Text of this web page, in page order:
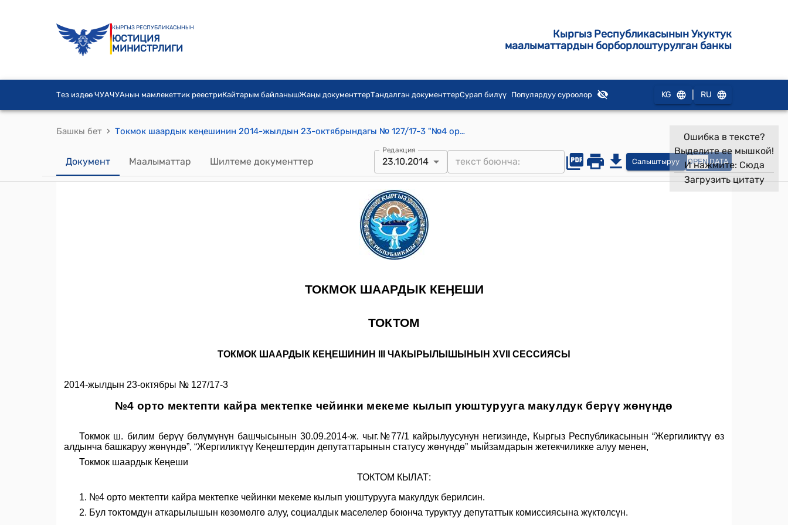
КЫРГЫЗ РЕСПУБЛИКАСЫНЫН
ЮСТИЦИЯ
МИНИСТРЛИГИ
Кыргыз Республикасынын Укуктук
маалыматтардын борборлоштурулган банкы
Тез издөө ЧУАЧУАнын мамлекеттик реестриКайтарым байланышЖаңы документтерТандалган документтерСурап билүү Популярдуу суроолор KG RU
Башкы бет › Токмок шаардык кеңешинин 2014-жылдын 23-октябрындагы № 127/17-3 "№4 орто мектепти кайра мектепке чейинки мекеме кылып уюштурууга макулдук берүү жөнүндө" токтому
Документ Маалыматтар Шилтеме документтер
Редакция
23.10.2014 Салыштыруу OPEN DATA
Ошибка в тексте?
Выделите ее мышкой!
И нажмите: Сюда
Загрузить цитату